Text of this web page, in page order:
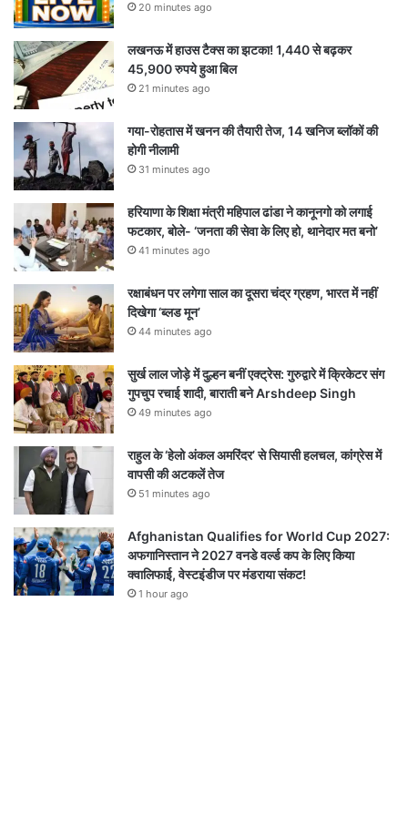
20 minutes ago
लखनऊ में हाउस टैक्स का झटका! 1,440 से बढ़कर
45,900 रुपये हुआ बिल
21 minutes ago
गया-रोहतास में खनन की तैयारी तेज, 14 खनिज ब्लॉकों की
होगी नीलामी
31 minutes ago
हरियाणा के शिक्षा मंत्री महिपाल ढांडा ने कानूनगो को लगाई
फटकार, बोले- ‘जनता की सेवा के लिए हो, थानेदार मत बनो’
41 minutes ago
रक्षाबंधन पर लगेगा साल का दूसरा चंद्र ग्रहण, भारत में नहीं
दिखेगा ‘ब्लड मून’
44 minutes ago
सुर्ख लाल जोड़े में दुल्हन बनीं एक्ट्रेस: गुरुद्वारे में क्रिकेटर संग
गुपचुप रचाई शादी, बाराती बने Arshdeep Singh
49 minutes ago
राहुल के ‘हेलो अंकल अमरिंदर’ से सियासी हलचल, कांग्रेस में
वापसी की अटकलें तेज
51 minutes ago
Afghanistan Qualifies for World Cup 2027:
अफगानिस्तान ने 2027 वनडे वर्ल्ड कप के लिए किया
क्वालिफाई, वेस्टइंडीज पर मंडराया संकट!
1 hour ago